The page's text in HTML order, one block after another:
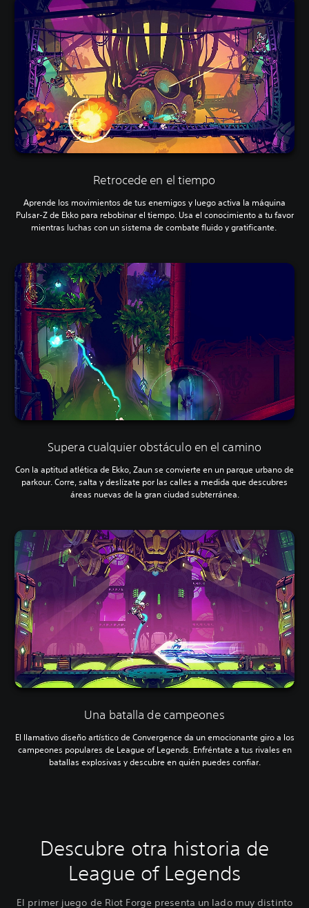
Retrocede en el tiempo
Aprende los movimientos de tus enemigos y luego activa la máquina
Pulsar-Z de Ekko para rebobinar el tiempo. Usa el conocimiento a tu favor
mientras luchas con un sistema de combate fluido y gratificante.
Supera cualquier obstáculo en el camino
Con la aptitud atlética de Ekko, Zaun se convierte en un parque urbano de
parkour. Corre, salta y deslízate por las calles a medida que descubres
áreas nuevas de la gran ciudad subterránea.
Una batalla de campeones
El llamativo diseño artístico de Convergence da un emocionante giro a los
campeones populares de League of Legends. Enfréntate a tus rivales en
batallas explosivas y descubre en quién puedes confiar.
Descubre otra historia de
League of Legends
El primer juego de Riot Forge presenta un lado muy distinto